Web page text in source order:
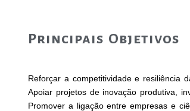
Principais Objetivos
Reforçar a competitividade e resiliência
Apoiar projetos de inovação produtiva,
Promover a ligação entre empresas e